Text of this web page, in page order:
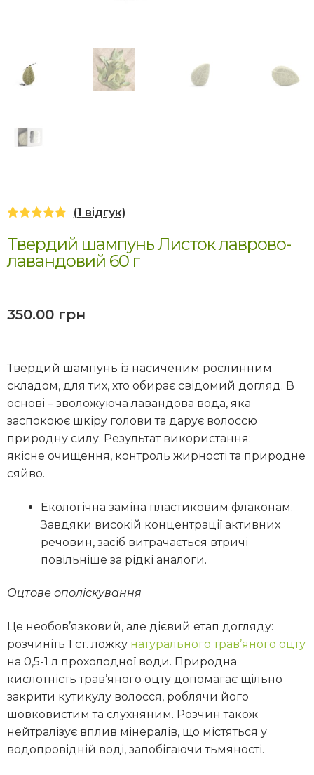
5.00з 5 на
основі
(1 відгук)
Твердий шампунь Листок лаврово-
лавандовий 60 г
350.00 грн
Твердий шампунь із насиченим рослинним
складом, для тих, хто обирає свідомий догляд. В
основі – зволожуюча лавандова вода, яка
заспокоює шкіру голови та дарує волоссю
природну силу. Результат використання:
якісне очищення, контроль жирності та природне
сяйво.
Екологічна заміна пластиковим флаконам.
Завдяки високій концентрації активних
речовин, засіб витрачається втричі
повільніше за рідкі аналоги.
Оцтове ополіскування
Це необов’язковий, але дієвий етап догляду:
розчиніть 1 ст. ложку натурального трав’яного оцту
на 0,5-1 л прохолодної води. Природна
кислотність трав’яного оцту допомагає щільно
закрити кутикулу волосся, роблячи його
шовковистим та слухняним. Розчин також
нейтралізує вплив мінералів, що містяться у
водопровідній воді, запобігаючи тьмяності.